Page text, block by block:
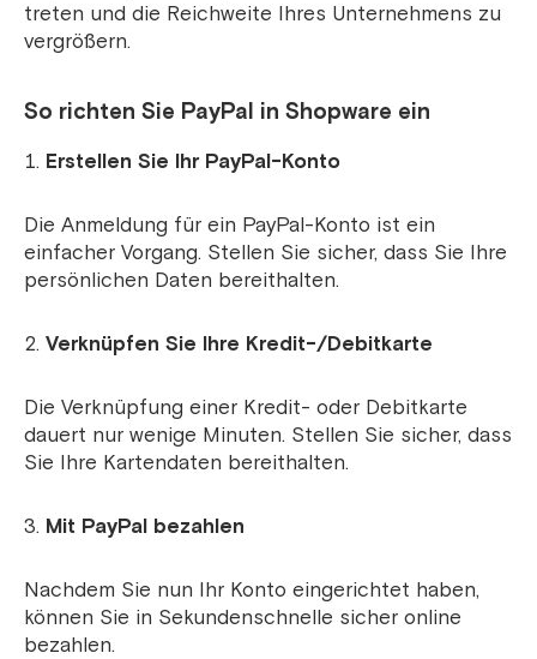
treten und die Reichweite Ihres Unternehmens zu
vergrößern.
So richten Sie PayPal in Shopware ein
Erstellen Sie Ihr PayPal-Konto
Die Anmeldung für ein PayPal-Konto ist ein
einfacher Vorgang. Stellen Sie sicher, dass Sie Ihre
persönlichen Daten bereithalten.
Verknüpfen Sie Ihre Kredit-/Debitkarte
Die Verknüpfung einer Kredit- oder Debitkarte
dauert nur wenige Minuten. Stellen Sie sicher, dass
Sie Ihre Kartendaten bereithalten.
Mit PayPal bezahlen
Nachdem Sie nun Ihr Konto eingerichtet haben,
können Sie in Sekundenschnelle sicher online
bezahlen.